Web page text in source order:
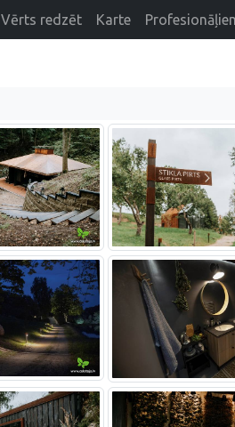
Vērts redzēt Karte